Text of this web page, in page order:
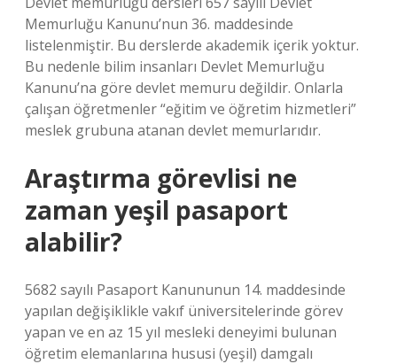
Memurluğu Kanunu’nun 36. maddesinde
listelenmiştir. Bu derslerde akademik içerik yoktur.
Bu nedenle bilim insanları Devlet Memurluğu
Kanunu’na göre devlet memuru değildir. Onlarla
çalışan öğretmenler “eğitim ve öğretim hizmetleri”
meslek grubuna atanan devlet memurlarıdır.
Araştırma görevlisi ne
zaman yeşil pasaport
alabilir?
5682 sayılı Pasaport Kanununun 14. maddesinde
yapılan değişiklikle vakıf üniversitelerinde görev
yapan ve en az 15 yıl mesleki deneyimi bulunan
öğretim elemanlarına hususi (yeşil) damgalı